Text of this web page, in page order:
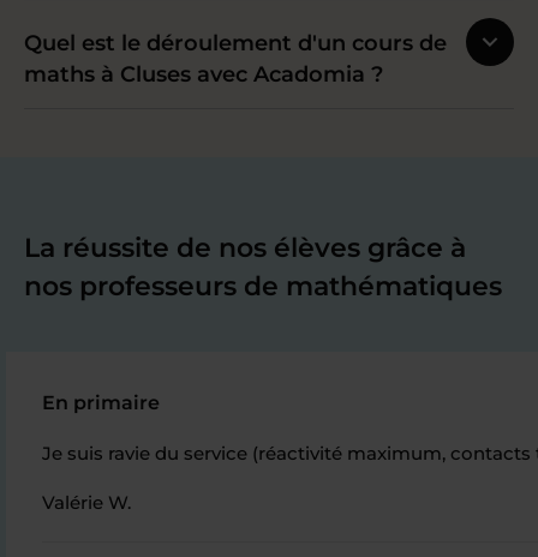
Quel est le déroulement d'un cours de
maths à Cluses avec Acadomia ?
La réussite de nos élèves grâce à
nos professeurs de mathématiques
En primaire
Je suis ravie du service (réactivité maximum,
Valérie W.